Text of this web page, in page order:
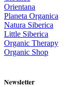
Orientana
Planeta Organica
Natura Siberica
Little Siberica
Organic Therapy
Organic Shop
Newsletter